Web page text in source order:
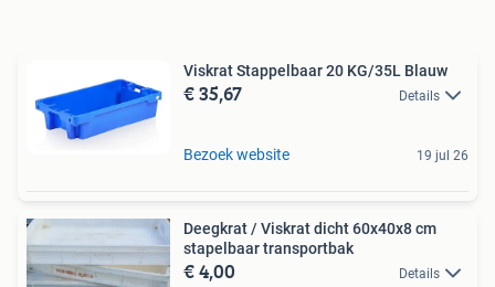
Viskrat Stappelbaar 20 KG/35L Blauw
€ 35,67 Details
Bezoek website 19 jul 26
Deegkrat / Viskrat dicht 60x40x8 cm
stapelbaar transportbak
€ 4,00 Details